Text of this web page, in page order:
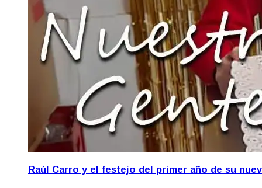
Raúl Carro y el festejo del primer año de su